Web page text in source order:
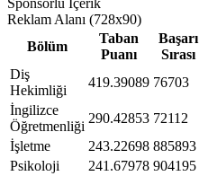
Reklam Alanı (728x90)
Bölüm
Taban
Puanı
Başarı
Sırası
Diş
Hekimliği
419.39089 76703
İngilizce
Öğretmenliği
290.42853 72112
İşletme
243.22698 885893
Psikoloji
241.67978 904195